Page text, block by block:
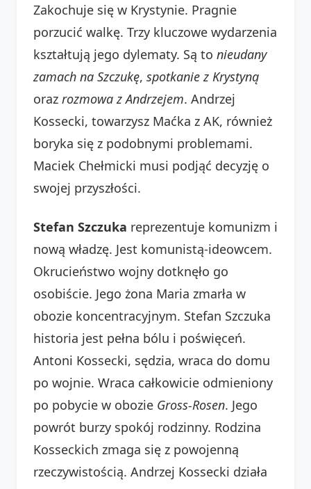
Zakochuje się w Krystynie. Pragnie
porzucić walkę. Trzy kluczowe wydarzenia
kształtują jego dylematy. Są to nieudany
zamach na Szczukę, spotkanie z Krystyną
oraz rozmowa z Andrzejem. Andrzej
Kossecki, towarzysz Maćka z AK, również
boryka się z podobnymi problemami.
Maciek Chełmicki musi podjąć decyzję o
swojej przyszłości.
Stefan Szczuka reprezentuje komunizm i
nową władzę. Jest komunistą-ideowcem.
Okrucieństwo wojny dotknęło go
osobiście. Jego żona Maria zmarła w
obozie koncentracyjnym. Stefan Szczuka
historia jest pełna bólu i poświęceń.
Antoni Kossecki, sędzia, wraca do domu
po wojnie. Wraca całkowicie odmieniony
po pobycie w obozie Gross-Rosen. Jego
powrót burzy spokój rodzinny. Rodzina
Kosseckich zmaga się z powojenną
rzeczywistością. Andrzej Kossecki działa